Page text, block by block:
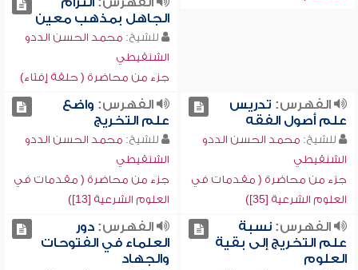
الجاهل بمذهب معين
للشيخ: محمد الحسن الددو
الشنقيطي
جزء من محاضرة ( حلقة إفتاء)
الفهرس: تدريس
علم أصول الفقه
للشيخ: محمد الحسن الددو
الشنقيطي
جزء من محاضرة ( مقدمات في
العلوم الشرعية [35])
الفهرس: واضع
علم التخريج
للشيخ: محمد الحسن الددو
الشنقيطي
جزء من محاضرة ( مقدمات في
العلوم الشرعية [13])
الفهرس:نسبة
علم التخريج إلى بقية
العلوم
الفهرس:دور
العلماء في الفتوحات
والجهاد